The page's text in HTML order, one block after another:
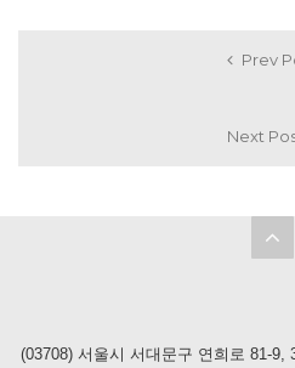
Prev
Next
(03708) 서울시 서대문구 연희로 81-9,